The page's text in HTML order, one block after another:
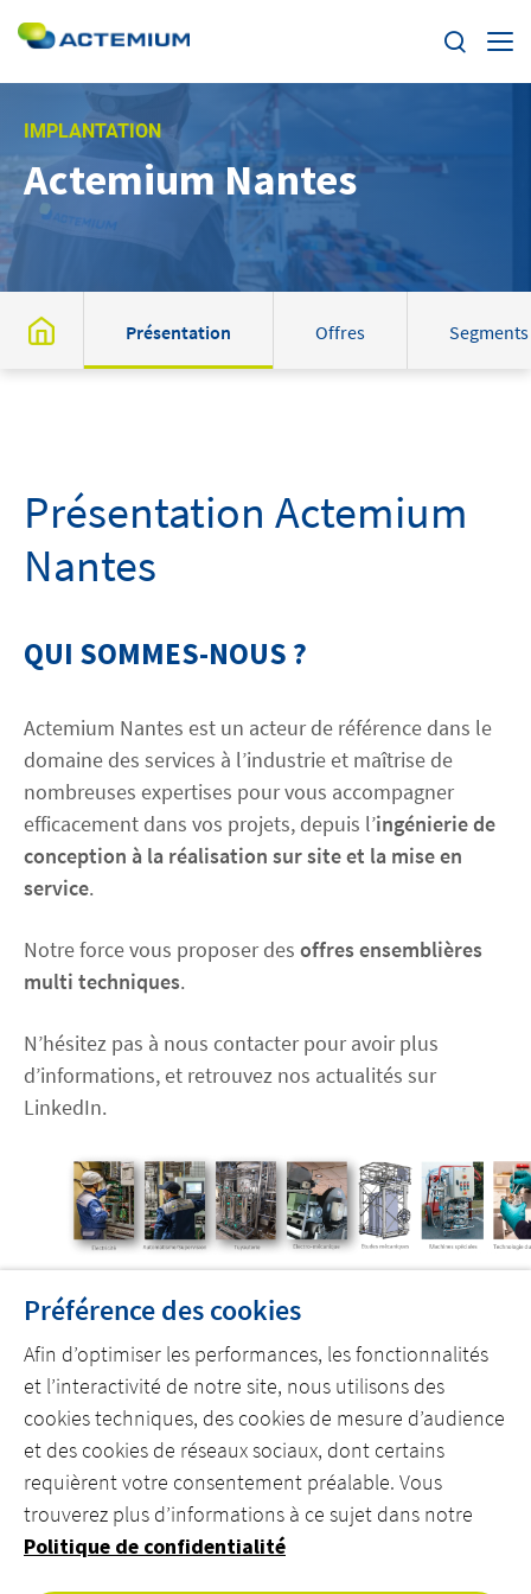
Enjeux
Segments
Actualités
Actemium dans le monde
Découvrez Actemium
Rejoignez nos équipes
linkedinyoutube
Rechercher :
IMPLANTATION
Actemium Nantes
Présentation Offres Segments
Présentation Actemium
Nantes
QUI SOMMES-NOUS ?
Actemium Nantes est un acteur de référence dans le
domaine des services à l’industrie et maîtrise de
nombreuses expertises pour vous accompagner
efficacement dans vos projets, depuis l’ingénierie de
conception à la réalisation sur site et la mise en
service.
Notre force vous proposer des offres ensemblières
multi techniques.
N’hésitez pas à nous contacter pour avoir plus
d’informations, et retrouvez nos actualités sur
LinkedIn.
CONTACTEZ-NOUS
DÉCOUVREZ ACTEMIUM
REJOIGNEZ NOS ÉQUIPES
Préférence des cookies
Afin d’optimiser les performances, les fonctionnalités
et l’interactivité de notre site, nous utilisons des
cookies techniques, des cookies de mesure d’audience
et des cookies de réseaux sociaux, dont certains
requièrent votre consentement préalable. Vous
trouverez plus d’informations à ce sujet dans notre
Politique de confidentialité